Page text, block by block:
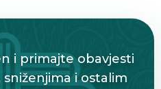
i primajte obavjesti
i ostalim